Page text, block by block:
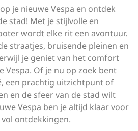
je nieuwe Vespa en ontdek
stad! Met je stijlvolle en
wordt elke rit een avontuur.
straatjes, bruisende pleinen en
je geniet van het comfort
Vespa. Of je nu op zoek bent
een prachtig uitzichtpunt of
en de sfeer van de stad wilt
Vespa ben je altijd klaar voor
ontdekkingen.